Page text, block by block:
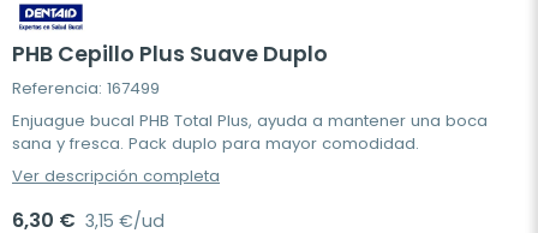
PHB Cepillo Plus Suave Duplo
Referencia: 167499
Enjuague bucal PHB Total Plus, ayuda a mantener una boca
sana y fresca. Pack duplo para mayor comodidad.
Ver descripción completa
6,30 € 3,15 €/ud